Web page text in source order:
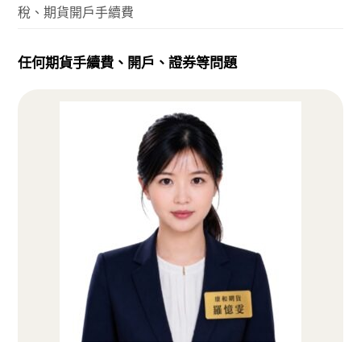
稅、期貨開戶手續費
任何期貨手續費、開戶、證券等問題